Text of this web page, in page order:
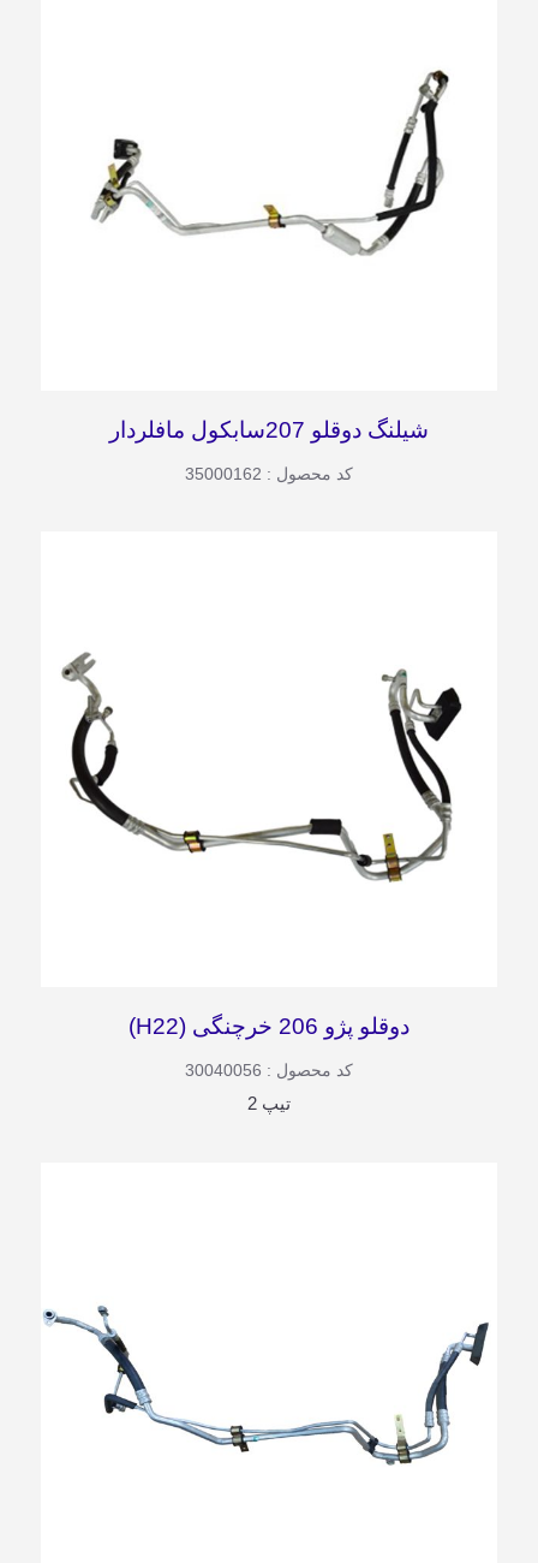
شیلنگ دوقلو 207سابکول مافلردار
کد محصول : 35000162
دوقلو پژو 206 خرچنگی (H22)
کد محصول : 30040056
تیپ 2